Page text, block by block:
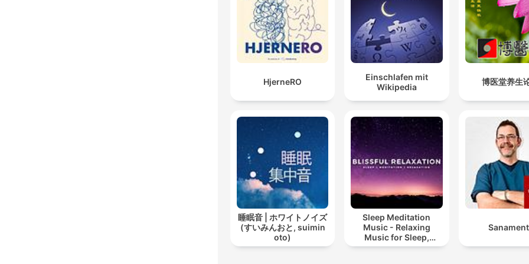
HjerneRO
Einschlafen mit
Wikipedia
博医堂养生
睡眠音 | ホワイトノイズ
(すいみんおと, suimin
oto)
Sleep Meditation
Music - Relaxing
Music for Sleep,
Meditation &